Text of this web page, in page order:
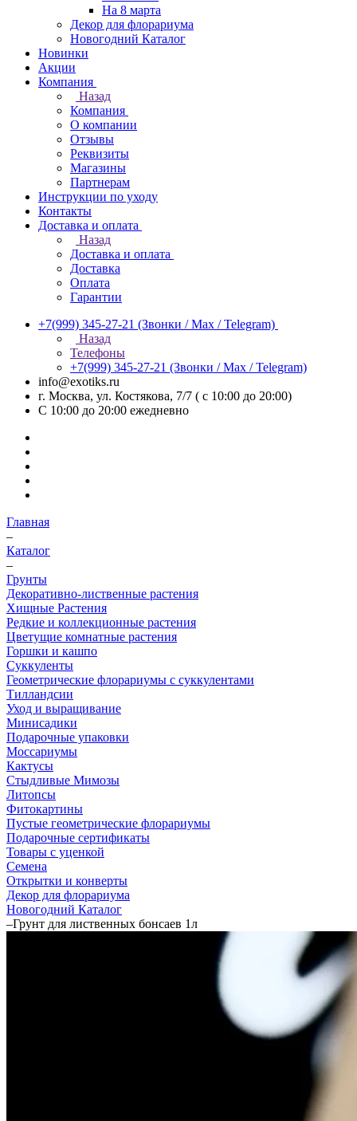
На 8 марта
Декор для флорариума
Новогодний Каталог
Новинки
Акции
Компания
Назад
Компания
О компании
Отзывы
Реквизиты
Магазины
Партнерам
Инструкции по уходу
Контакты
Доставка и оплата
Назад
Доставка и оплата
Доставка
Оплата
Гарантии
+7(999) 345-27-21 (Звонки / Max / Telegram)
Назад
Телефоны
+7(999) 345-27-21 (Звонки / Max / Telegram)
info@exotiks.ru
г. Москва, ул. Костякова, 7/7 ( с 10:00 до 20:00)
С 10:00 до 20:00 ежедневно
Главная
–
Каталог
–
Грунты
Декоративно-лиственные растения
Хищные Растения
Редкие и коллекционные растения
Цветущие комнатные растения
Горшки и кашпо
Суккуленты
Геометрические флорариумы с суккулентами
Тилландсии
Уход и выращивание
Минисадики
Подарочные упаковки
Моссариумы
Кактусы
Стыдливые Мимозы
Литопсы
Фитокартины
Пустые геометрические флорариумы
Подарочные сертификаты
Товары с уценкой
Семена
Открытки и конверты
Декор для флорариума
Новогодний Каталог
–Грунт для лиственных бонсаев 1л